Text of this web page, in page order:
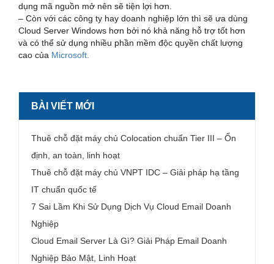
dụng mã nguồn mở nên sẽ tiện lợi hơn.
– Còn với các công ty hay doanh nghiệp lớn thì sẽ ưa dùng
Cloud Server Windows hơn bởi nó khả năng hỗ trợ tốt hơn
và có thể sử dụng nhiều phần mềm độc quyền chất lượng
cao của Microsoft.
BÀI VIẾT MỚI
Thuê chỗ đặt máy chủ Colocation chuẩn Tier III – Ổn
định, an toàn, linh hoạt
Thuê chỗ đặt máy chủ VNPT IDC – Giải pháp hạ tầng
IT chuẩn quốc tế
7 Sai Lầm Khi Sử Dụng Dịch Vụ Cloud Email Doanh
Nghiệp
Cloud Email Server Là Gì? Giải Pháp Email Doanh
Nghiệp Bảo Mật, Linh Hoạt